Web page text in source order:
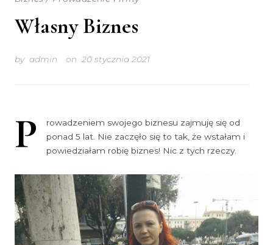
Własny Biznes
by admin on 20 stycznia 2021
P
rowadzeniem swojego biznesu zajmuję się od
ponad 5 lat. Nie zaczęło się to tak, że wstałam i
powiedziałam robię biznes! Nic z tych rzeczy.